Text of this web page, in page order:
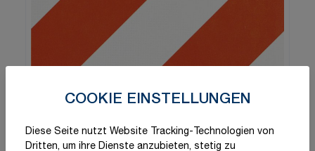
COOKIE EINSTELLUNGEN
Diese Seite nutzt Website Tracking-Technologien von
Dritten, um ihre Dienste anzubieten, stetig zu